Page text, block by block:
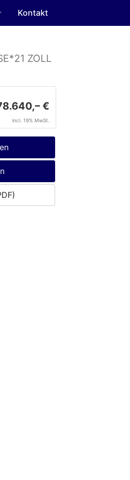
Kontakt
ZOLL
€
incl. 19% MwSt.